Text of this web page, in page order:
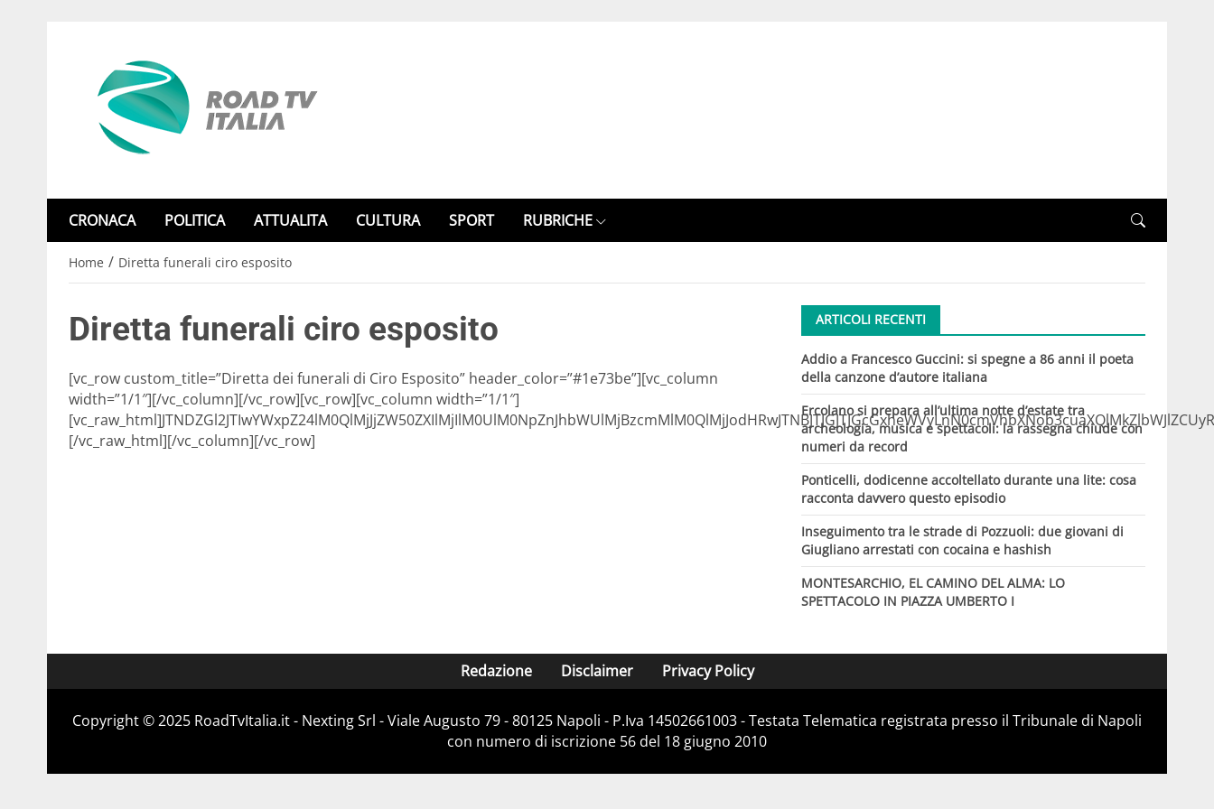
CRONACA POLITICA ATTUALITA CULTURA SPORT RUBRICHE
Home / Diretta funerali ciro esposito
Diretta funerali ciro esposito
[vc_row custom_title=”Diretta dei funerali di Ciro Esposito” header_color=”#1e73be”][vc_column
width=”1/1″][/vc_column][/vc_row][vc_row][vc_column width=”1/1″]
[/vc_raw_html][/vc_column][/vc_row]
ARTICOLI RECENTI
Addio a Francesco Guccini: si spegne a 86 anni il poeta
della canzone d’autore italiana
Ercolano si prepara all’ultima notte d’estate tra
archeologia, musica e spettacoli: la rassegna chiude con
numeri da record
Ponticelli, dodicenne accoltellato durante una lite: cosa
racconta davvero questo episodio
Inseguimento tra le strade di Pozzuoli: due giovani di
Giugliano arrestati con cocaina e hashish
MONTESARCHIO, EL CAMINO DEL ALMA: LO
SPETTACOLO IN PIAZZA UMBERTO I
Redazione Disclaimer Privacy Policy
Copyright ©️ 2025 RoadTvItalia.it - Nexting Srl - Viale Augusto 79 - 80125 Napoli - P.Iva 14502661003 - Testata Telematica registrata presso il Tribunale di Napoli
con numero di iscrizione 56 del 18 giugno 2010